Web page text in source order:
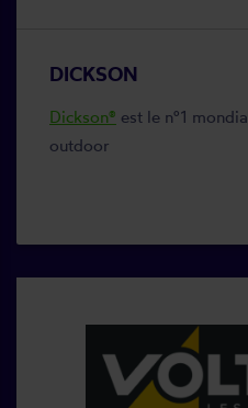
DICKSON
Dickson® est le n°1
outdoor